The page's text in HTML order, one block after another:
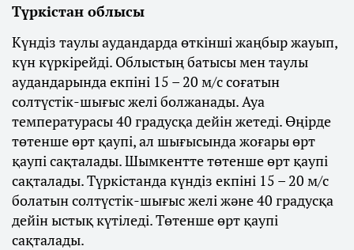
Түркістан облысы
Күндіз таулы аудандарда өткінші жаңбыр жауып,
күн күркірейді. Облыстың батысы мен таулы
аудандарында екпіні 15 – 20 м/с соғатын
солтүстік-шығыс желі болжанады. Ауа
температурасы 40 градусқа дейін жетеді. Өңірде
төтенше өрт қаупі, ал шығысында жоғары өрт
қаупі сақталады. Шымкентте төтенше өрт қаупі
сақталады. Түркістанда күндіз екпіні 15 – 20 м/с
болатын солтүстік-шығыс желі және 40 градусқа
дейін ыстық күтіледі. Төтенше өрт қаупі
сақталады.